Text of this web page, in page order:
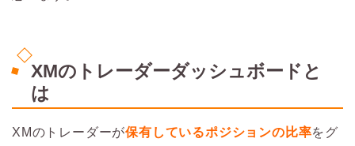
XMのトレーダーダッシュボードと
は
XMのトレーダーが保有しているポジションの比率をグ